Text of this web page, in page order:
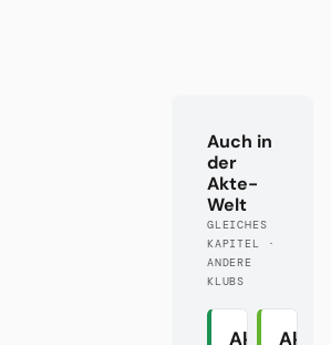
Auch in
der
Akte-
Welt
GLEICHES
KAPITEL ·
ANDERE
KLUBS
Akte Akte